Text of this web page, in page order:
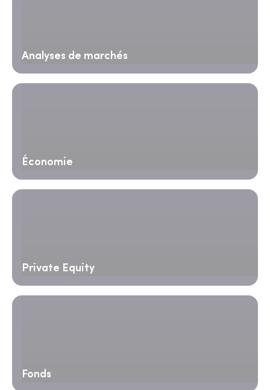
Analyses de marchés
Économie
Private Equity
Fonds